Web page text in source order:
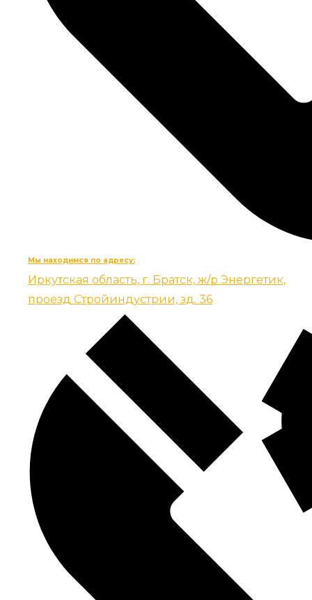
Мы находимся по адресу:
Иркутская область, г. Братск, ж/р Энергетик,
проезд Стройиндустрии, зд. 36